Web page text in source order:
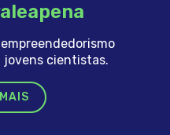
jovens cientistas.